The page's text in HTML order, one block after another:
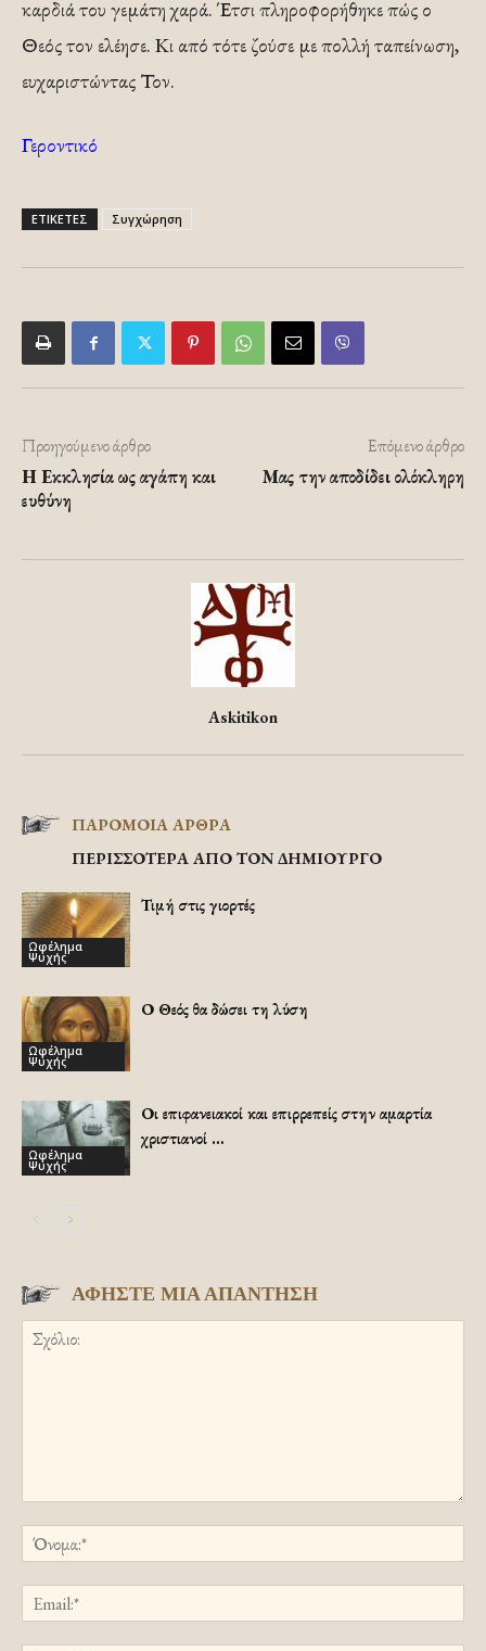
καρδιά του γεμάτη χαρά. Έτσι πληροφορήθηκε πώς ο
Θεός τον ελέησε. Κι από τότε ζούσε με πολλή ταπείνωση,
ευχαριστώντας Τον.
Γεροντικό
ΕΤΙΚΕΤΕΣ Συγχώρηση
Προηγούμενο άρθρο
Η Εκκλησία ως αγάπη και
ευθύνη
Επόμενο άρθρο
Μας την αποδίδει ολόκληρη
Askitikon
ΠΑΡΟΜΟΙΑ ΑΡΘΡΑ
ΠΕΡΙΣΣΟΤΕΡΑ ΑΠΟ ΤΟΝ ΔΗΜΙΟΥΡΓΟ
Ωφέλημα
Ψυχής
Τιμή στις γιορτές
Ωφέλημα
Ψυχής
Ο Θεός θα δώσει τη λύση
Ωφέλημα
Ψυχής
Οι επιφανειακοί και επιρρεπείς στην αμαρτία
χριστιανοί …
ΑΦΗΣΤΕ ΜΙΑ ΑΠΑΝΤΗΣΗ